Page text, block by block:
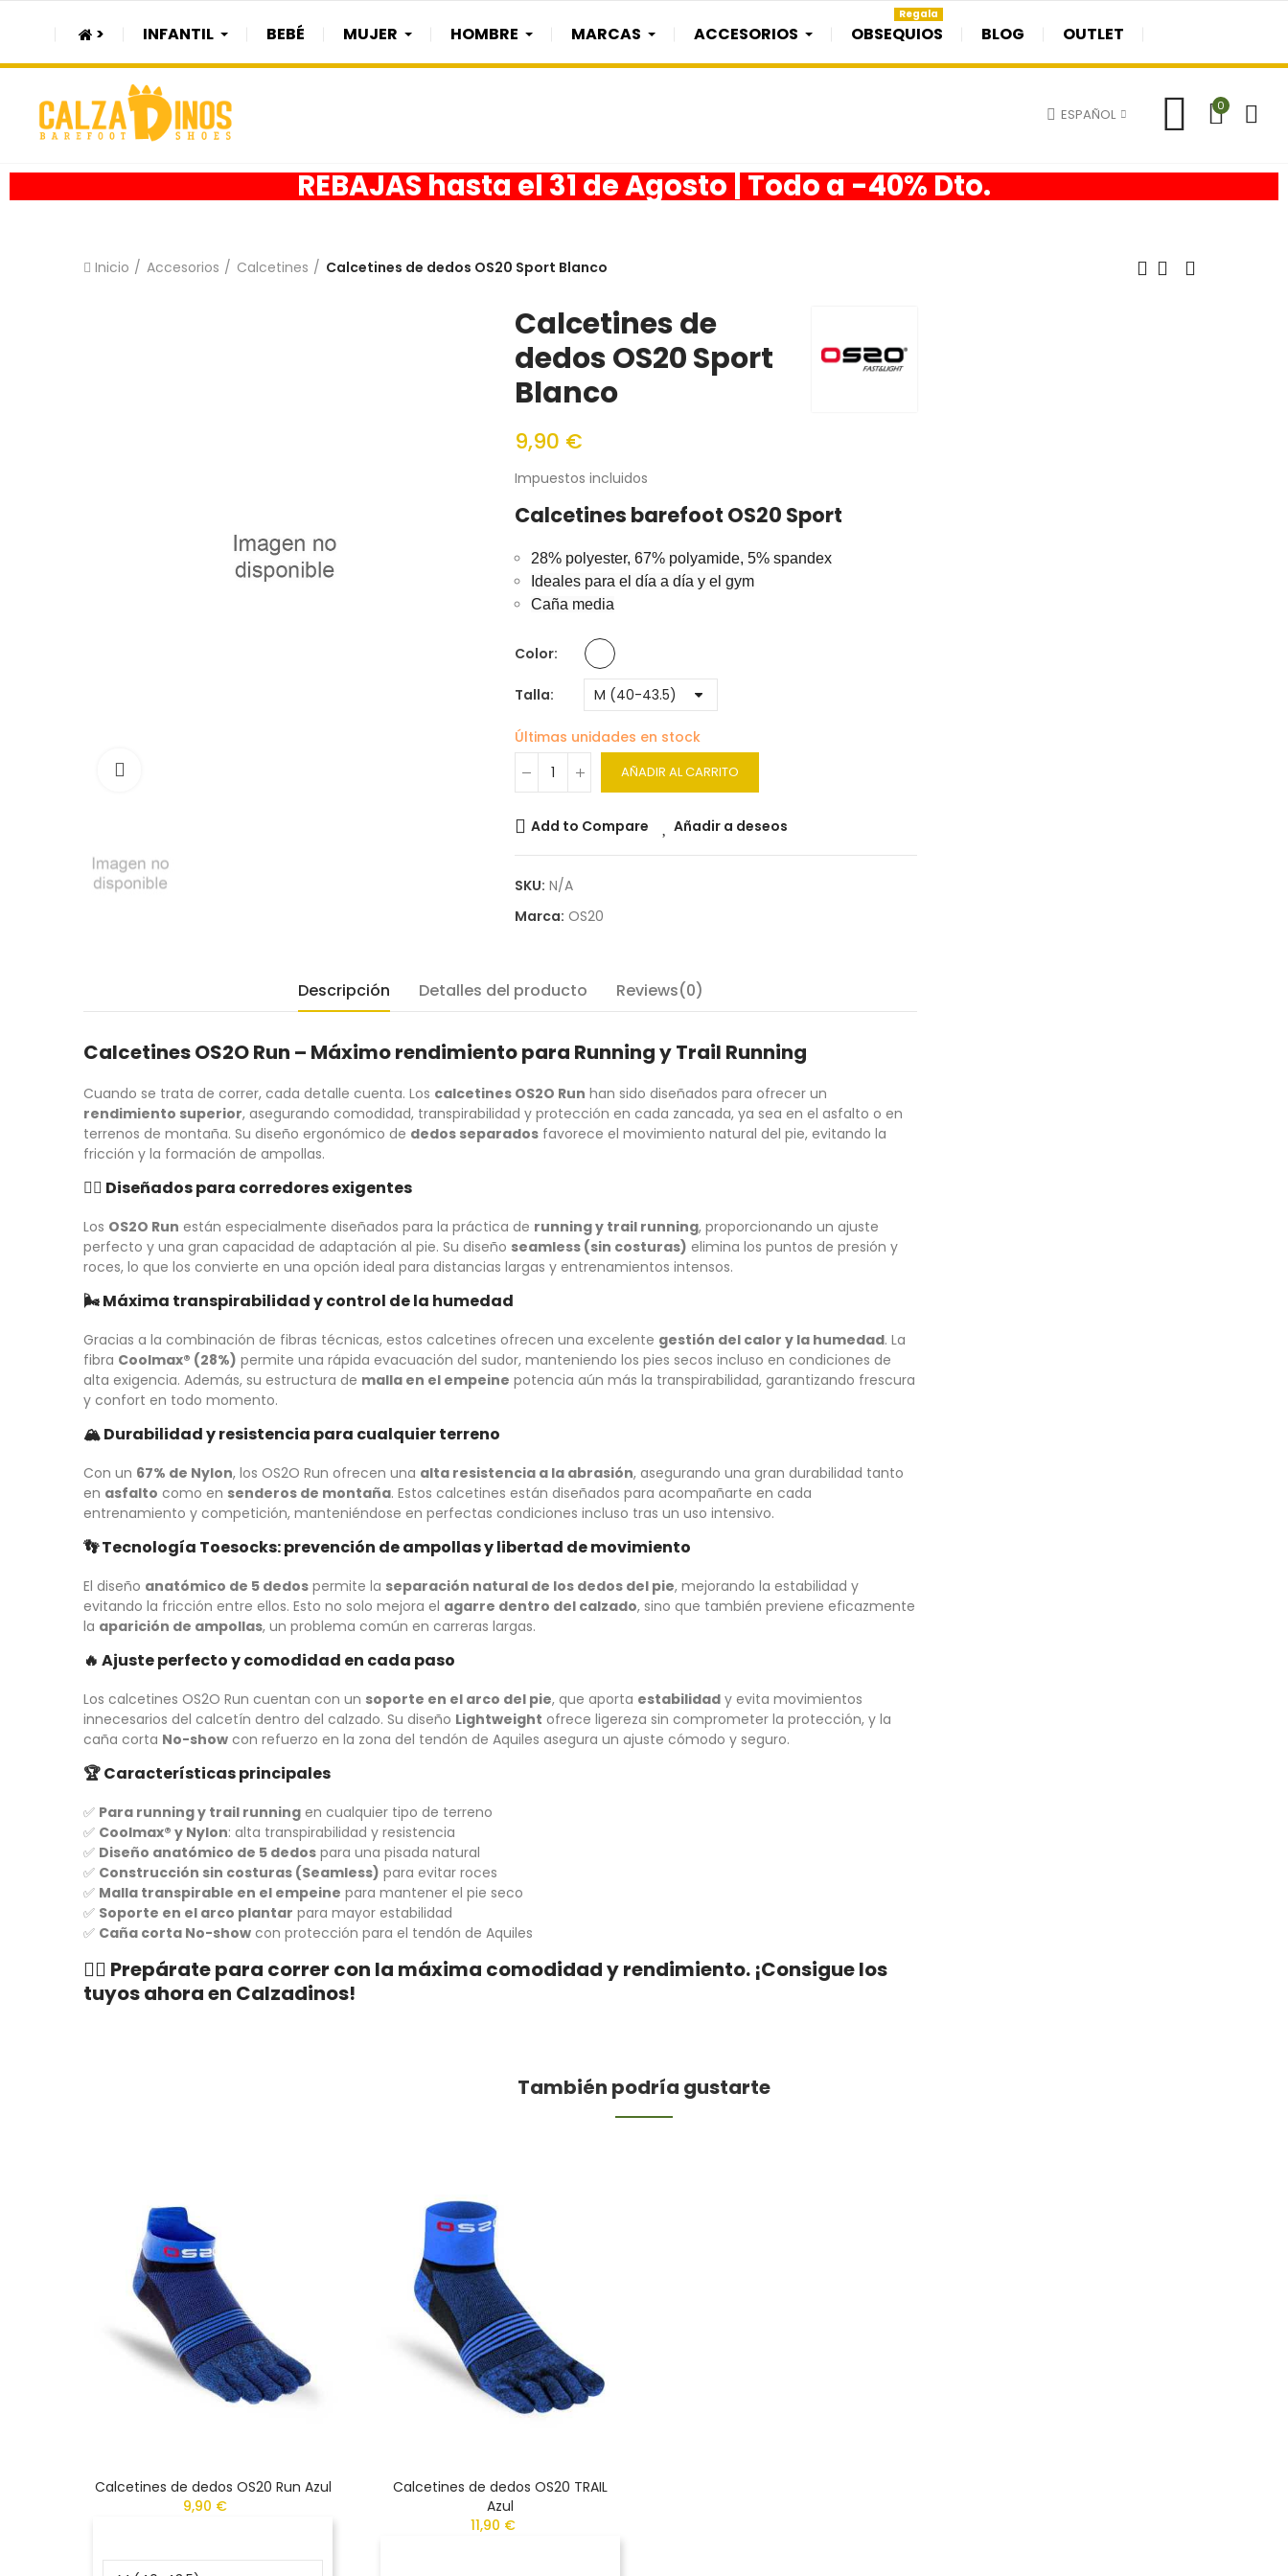
> INFANTIL BEBÉ MUJER HOMBRE MARCAS ACCESORIOS OBSEQUIOS
Regala
BLOG OUTLET
ESPAÑOL 0
REBAJAS hasta el 31 de Agosto | Todo a -40% Dto.
Inicio Accesorios Calcetines Calcetines de dedos OS20 Sport Blanco
Calcetines de
dedos OS20 Sport
Blanco
9,90 €
Impuestos incluidos
Calcetines barefoot OS20 Sport
28% polyester, 67% polyamide, 5% spandex
Ideales para el día a día y el gym
Caña media
Color
Talla
Últimas unidades en stock
AÑADIR AL CARRITO
Add to Compare Añadir a deseos
SKU: N/A
Marca: OS20
Descripción Detalles del producto Reviews(0)
Calcetines OS2O Run – Máximo rendimiento para Running y Trail Running
Cuando se trata de correr, cada detalle cuenta. Los calcetines OS2O Run han sido diseñados para ofrecer un
rendimiento superior, asegurando comodidad, transpirabilidad y protección en cada zancada, ya sea en el asfalto o en
terrenos de montaña. Su diseño ergonómico de dedos separados favorece el movimiento natural del pie, evitando la
fricción y la formación de ampollas.
🏃‍♂️ Diseñados para corredores exigentes
Los OS2O Run están especialmente diseñados para la práctica de running y trail running, proporcionando un ajuste
perfecto y una gran capacidad de adaptación al pie. Su diseño seamless (sin costuras) elimina los puntos de presión y
roces, lo que los convierte en una opción ideal para distancias largas y entrenamientos intensos.
🌬️Máxima transpirabilidad y control de la humedad
Gracias a la combinación de fibras técnicas, estos calcetines ofrecen una excelente gestión del calor y la humedad. La
fibra Coolmax® (28%) permite una rápida evacuación del sudor, manteniendo los pies secos incluso en condiciones de
alta exigencia. Además, su estructura de malla en el empeine potencia aún más la transpirabilidad, garantizando frescura
y confort en todo momento.
🏔️Durabilidad y resistencia para cualquier terreno
Con un 67% de Nylon, los OS2O Run ofrecen una alta resistencia a la abrasión, asegurando una gran durabilidad tanto
en asfalto como en senderos de montaña. Estos calcetines están diseñados para acompañarte en cada
entrenamiento y competición, manteniéndose en perfectas condiciones incluso tras un uso intensivo.
👣Tecnología Toesocks: prevención de ampollas y libertad de movimiento
El diseño anatómico de 5 dedos permite la separación natural de los dedos del pie, mejorando la estabilidad y
evitando la fricción entre ellos. Esto no solo mejora el agarre dentro del calzado, sino que también previene eficazmente
la aparición de ampollas, un problema común en carreras largas.
🔥 Ajuste perfecto y comodidad en cada paso
Los calcetines OS2O Run cuentan con un soporte en el arco del pie, que aporta estabilidad y evita movimientos
innecesarios del calcetín dentro del calzado. Su diseño Lightweight ofrece ligereza sin comprometer la protección, y la
caña corta No-show con refuerzo en la zona del tendón de Aquiles asegura un ajuste cómodo y seguro.
🏆Características principales
✅ Para running y trail running en cualquier tipo de terreno
✅ Coolmax® y Nylon: alta transpirabilidad y resistencia
✅ Diseño anatómico de 5 dedos para una pisada natural
✅ Construcción sin costuras (Seamless) para evitar roces
✅ Malla transpirable en el empeine para mantener el pie seco
✅ Soporte en el arco plantar para mayor estabilidad
✅ Caña corta No-show con protección para el tendón de Aquiles
🏃‍♂️ Prepárate para correr con la máxima comodidad y rendimiento. ¡Consigue los
tuyos ahora en Calzadinos!
También podría gustarte
Calcetines de dedos OS20 Run Azul
9,90 €
Calcetines de dedos OS20 TRAIL
Azul
11,90 €